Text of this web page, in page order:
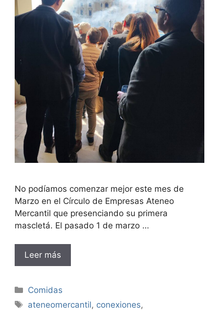
No podíamos comenzar mejor este mes de
Marzo en el Círculo de Empresas Ateneo
Mercantil que presenciando su primera
mascletá. El pasado 1 de marzo …
Leer más
Categorías
Comidas
Etiquetas
ateneomercantil, conexiones,